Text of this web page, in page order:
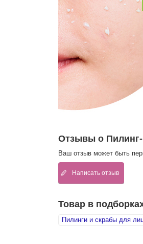
Отзывы о Пилинг-
Ваш отзыв может быть
Написать отзыв
Товар в
Пилинги и скрабы для